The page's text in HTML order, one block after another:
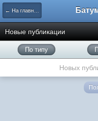
← На главную
Новые публикации
По типу
Новых